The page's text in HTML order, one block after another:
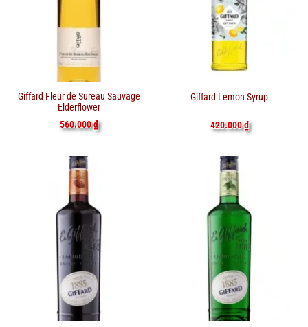
Giffard Fleur de Sureau Sauvage
Elderflower
560.000₫
Giffard Lemon Syrup
420.000₫